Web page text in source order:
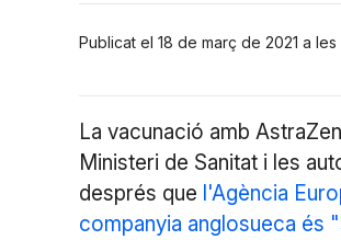
Publicat el 18 de març de 2021 a les
La vacunació amb
Ministeri de Sanitat i les
després que l'Agència
companyia anglosueca és